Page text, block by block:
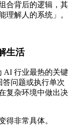
合背后的逻辑，其
理解人的系统」。
生活
AI 行业最热的关键
问题或执行单次
复杂环境中做出决
得非常具体。